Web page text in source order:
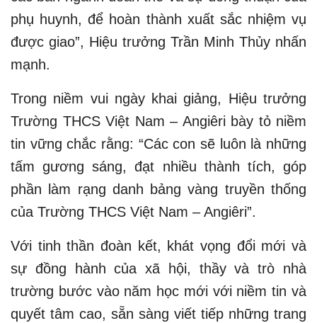
phụ huynh, để hoàn thành xuất sắc nhiệm vụ
được giao”, Hiệu trưởng Trần Minh Thủy nhấn
mạnh.
Trong niềm vui ngày khai giảng, Hiệu trưởng
Trường THCS Việt Nam – Angiêri bày tỏ niềm
tin vững chắc rằng: “Các con sẽ luôn là những
tấm gương sáng, đạt nhiều thành tích, góp
phần làm rạng danh bảng vàng truyền thống
của Trường THCS Việt Nam – Angiêri”.
Với tinh thần đoàn kết, khát vọng đổi mới và
sự đồng hành của xã hội, thầy và trò nhà
trường bước vào năm học mới với niềm tin và
quyết tâm cao, sẵn sàng viết tiếp những trang